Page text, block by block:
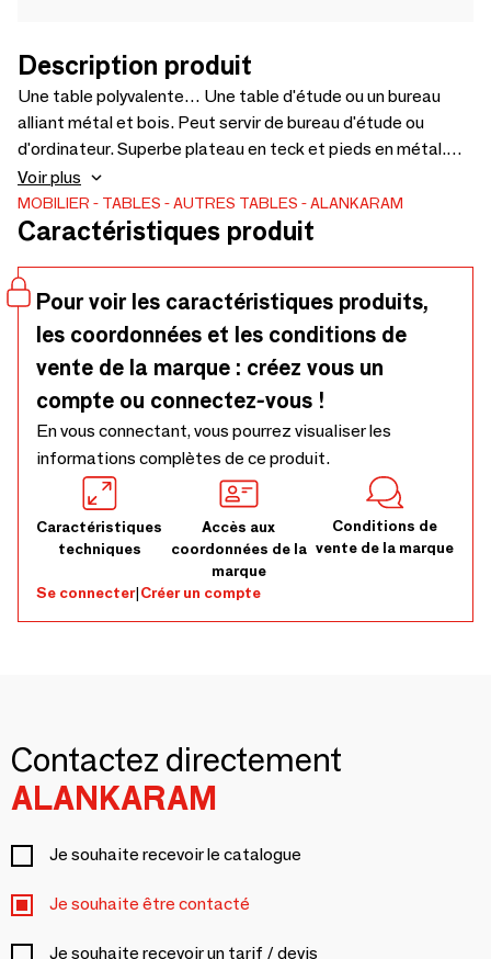
Description produit
Une table polyvalente… Une table d'étude ou un bureau
alliant métal et bois. Peut servir de bureau d'étude ou
d'ordinateur. Superbe plateau en teck et pieds en métal.
Grand tiroir équipé de glissières à fermeture amortie –
1200 x 550 x 780 cm.
Voir plus
MOBILIER TABLES AUTRES TABLES ALANKARAM
Caractéristiques produit
Pour voir les caractéristiques produits,
les coordonnées et les conditions de
vente de la marque : créez vous un
compte ou connectez-vous !
En vous connectant, vous pourrez visualiser les
informations complètes de ce produit.
Caractéristiques
techniques
Accès aux
coordonnées de la
marque
Conditions de
vente de la marque
Se connecter|Créer un compte
Contactez directement
ALANKARAM
Je souhaite recevoir le catalogue
Je souhaite être contacté
Je souhaite recevoir un tarif / devis